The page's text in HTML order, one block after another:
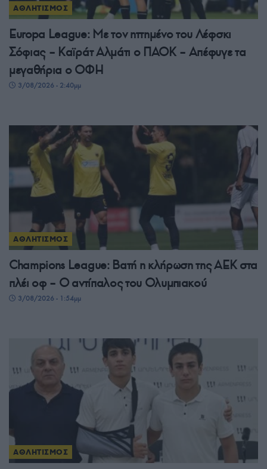
ΑΘΛΗΤΙΣΜΟΣ
Europa League: Με τον ηττημένο του Λέφσκι
Σόφιας – Καϊράτ Αλμάτι ο ΠΑΟΚ – Απέφυγε τα
μεγαθήρια ο ΟΦΗ
3/08/2026 - 2:40μμ
ΑΘΛΗΤΙΣΜΟΣ
Champions League: Βατή η κλήρωση της ΑΕΚ στα
πλέι οφ – Ο αντίπαλος του Ολυμπιακού
3/08/2026 - 1:54μμ
ΑΘΛΗΤΙΣΜΟΣ